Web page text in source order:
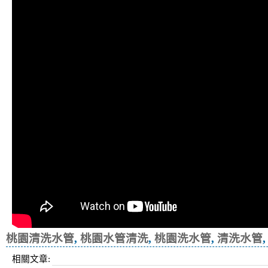
桃園清洗水管, 桃園水管清洗, 桃園洗水管, 清洗水管,
相關文章: